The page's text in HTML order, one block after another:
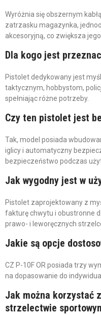
Wyróżnia się obszernym
zatrzasku magazynka,
akcesoryjną, co zwiększa
Dla kogo jest
Pistolet dedykowany jest
taktycznym, hobbystom,
spełniając różne potrzeby.
Czy ten pistolet jest
Tak, model posiada
iglicy i automatyczny
bezpieczeństwo podczas
Jak wygodny jest w
Pistolet zaprojektowany z
fakturę chwytu i obustronne
prawo- i leworęcznych
Jakie są opcje
CZ P-10F OR posiada trzy
na dopasowanie do
Jak można korzystać
strzelectwie